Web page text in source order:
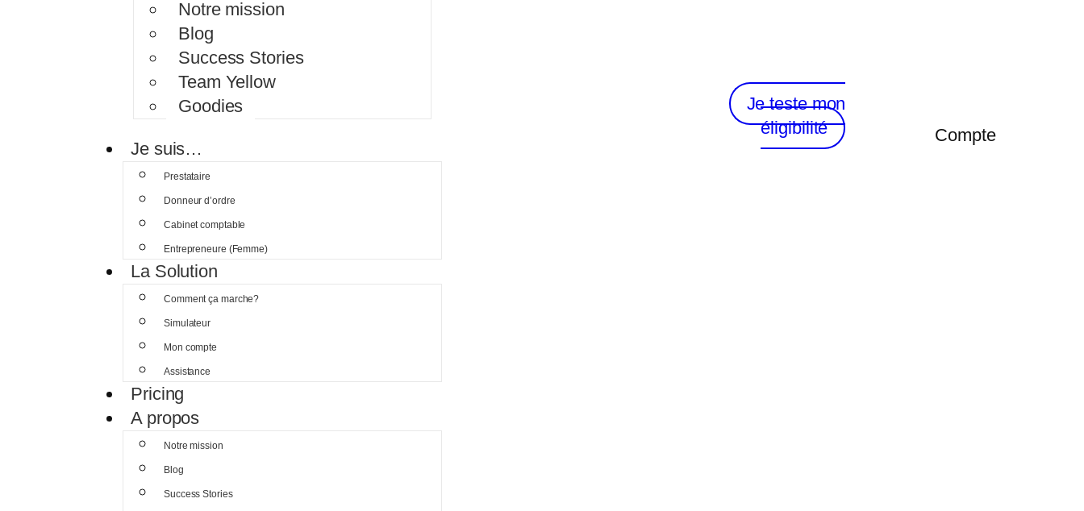
Notre mission
Blog
Success Stories
Team Yellow
Goodies
Je suis…
Prestataire
Donneur d’ordre
Cabinet comptable
Entrepreneure (Femme)
La Solution
Comment ça marche?
Simulateur
Mon compte
Assistance
Pricing
A propos
Notre mission
Blog
Success Stories
Je teste mon
éligibilité
Compte